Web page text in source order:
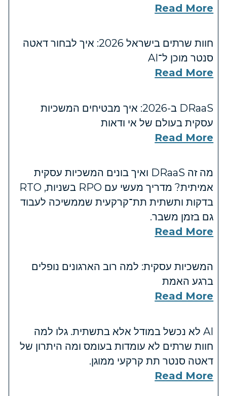
Read More
חוות שרתים בישראל 2026: איך לבחור דאטה
סנטר מוכן ל־AI
Read More
DRaaS ב-2026: איך מבטיחים המשכיות
עסקית בעולם של אי ודאות
Read More
מה זה DRaaS ואיך בונים המשכיות עסקית
אמיתית? מדריך מעשי עם RPO בשניות, RTO
בדקות ותשתית תת־קרקעית שממשיכה לעבוד
גם בזמן משבר.
Read More
המשכיות עסקית: למה רוב הארגונים נופלים
ברגע האמת
Read More
AI לא נכשל במודל אלא בתשתית. גלו למה
חוות שרתים לא עומדות בעומס ומה היתרון של
דאטה סנטר תת קרקעי ממוגן.
Read More